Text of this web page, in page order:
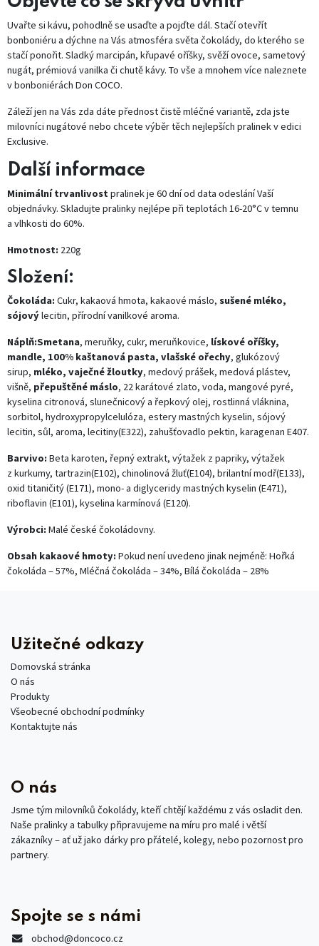
Uvařte si kávu, pohodlně se usaďte a pojďte dál. Stačí otevřít
bonboniéru a dýchne na Vás atmosféra světa čokolády, do kterého se
stačí ponořit. Sladký marcipán, křupavé oříšky, svěží ovoce, sametový
nugát, prémiová vanilka či chutě kávy. To vše a mnohem více naleznete
v bonboniérách Don COCO.
Záleží jen na Vás zda dáte přednost čistě mléčné variantě, zda jste
milovníci nugátové nebo chcete výběr těch nejlepších pralinek v edici
Exclusive.
Další informace
Minimální trvanlivost pralinek je 60 dní od data odeslání Vaší
objednávky. Skladujte pralinky nejlépe při teplotách 16-20°C v temnu
a vlhkosti do 60%.
Hmotnost: 220g
Složení:
Čokoláda:Cukr, kakaová hmota, kakaové máslo, sušené mléko,
sójovýlecitin, přírodní vanilkové aroma.
Náplň:Smetana, meruňky, cukr, meruňkovice, lískové oříšky,
mandle, 100% kaštanová pasta, vlašské ořechy, glukózový
sirup, mléko, vaječné žloutky, medový prášek, medová plástev,
višně, přepuštěné máslo, 22 karátové zlato, voda, mangové pyré,
kyselina citronová, slunečnicový a řepkový olej, rostlinná vláknina,
sorbitol, hydroxypropylcelulóza, estery mastných kyselin, sójový
lecitin, sůl, aroma, lecitiny(E322), zahušťovadlo pektin, karagenan E407.
Barvivo:Beta karoten, řepný extrakt, výtažek z papriky, výtažek
z kurkumy, tartrazin(E102), chinolinová žluť(E104), brilantní modř(E133),
oxid titaničitý (E171), mono- a diglyceridy mastných kyselin (E471),
riboflavin (E101), kyselina karmínová (E120).
Výrobci:Malé české čokoládovny.
Obsah kakaové hmoty:Pokud není uvedeno jinak nejméně: Hořká
čokoláda – 57%, Mléčná čokoláda – 34%, Bílá čokoláda – 28%
Užitečné odkazy
Domovská stránka
O nás
Produkty
Všeobecné obchodní podmínky
Kontaktujte nás
O nás
Jsme tým milovníků čokolády, kteří chtějí každému z vás osladit den.
Naše pralinky a tabulky připravujeme na míru pro malé i větší
zákazníky – ať už jako dárky pro přátelé, kolegy, nebo pozornost pro
partnery.
Spojte se s námi
obchod@doncoco.cz